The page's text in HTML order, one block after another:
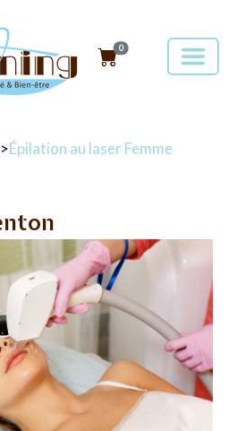
0
>Épilation au laser Femme